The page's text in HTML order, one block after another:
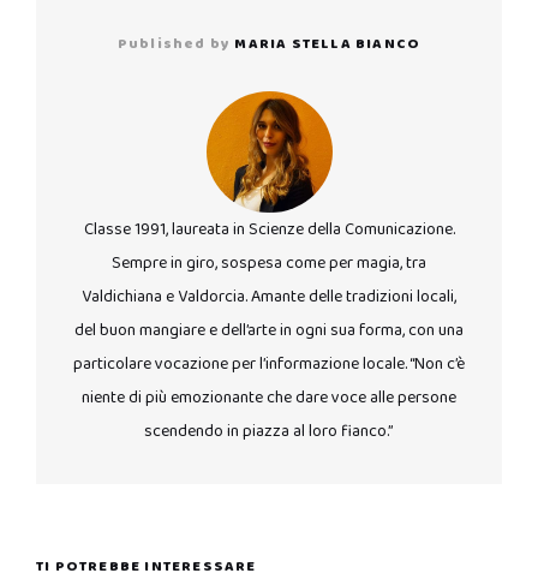
Published by MARIA STELLA BIANCO
Classe 1991, laureata in Scienze della Comunicazione.
Sempre in giro, sospesa come per magia, tra
Valdichiana e Valdorcia. Amante delle tradizioni locali,
del buon mangiare e dell’arte in ogni sua forma, con una
particolare vocazione per l’informazione locale. “Non c’è
niente di più emozionante che dare voce alle persone
scendendo in piazza al loro fianco.”
TI POTREBBE INTERESSARE